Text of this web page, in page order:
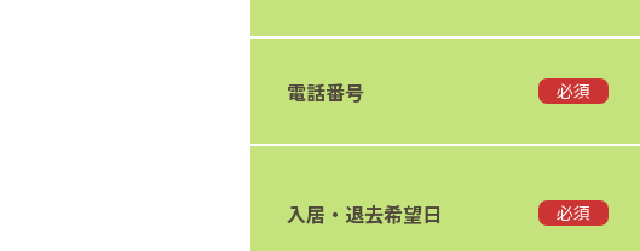
電話番号 必須
入居・退去希望日 必須